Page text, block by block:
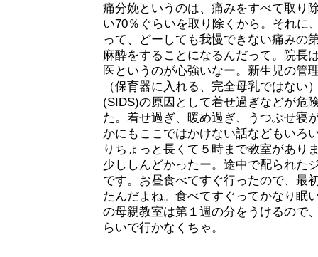
痛分娩というのは、痛みをすべて取り
い70％ぐらいを取り除くから。それに
って、どーしても我慢できない痛みの
麻酔をすることになるんだって。院長
医というのが心強いなー。新生児の管
（保育器に入れる、完全母乳ではない
(SIDS)の原因として着せ過ぎなどが危
た。着せ過ぎ、暖め過ぎ、うつぶせ寝
かにもここではかけない話などもいろ
りちょっと長くて５時まで教室があり
少ししんどかったー。途中で配られた
です。お昼食べてすぐ行ったので、最
たんだよね。食べてすぐってかなり眠
の母親教室は第１週の分をうけるので
らいで行かなくちゃ。